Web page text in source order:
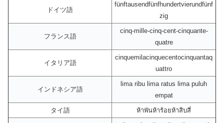
ドイツ語
fünftausendfünfhundertvierundfünf
zig
フランス語
cinq-mille-cinq-cent-cinquante-
quatre
イタリア語
cinquemilacinquecentocinquantaq
uattro
インドネシア語
lima ribu lima ratus lima puluh
empat
タイ語
ห้าพันห้าร้อยห้าสิบสี่